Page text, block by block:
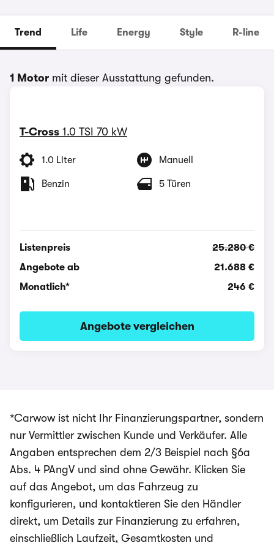
Trend Life Energy Style R-line
1 Motor mit dieser Ausstattung gefunden.
T-Cross 1.0 TSI 70 kW
1.0 Liter Manuell
Benzin 5 Türen
Listenpreis
25.280 €
Angebote ab
21.688 €
Monatlich*
246 €
Angebote vergleichen
*Carwow ist nicht Ihr Finanzierungspartner, sondern
nur Vermittler zwischen Kunde und Verkäufer. Alle
Angaben entsprechen dem 2/3 Beispiel nach §6a
Abs. 4 PAngV und sind ohne Gewähr. Klicken Sie
auf das Angebot, um das Fahrzeug zu
konfigurieren, und kontaktieren Sie den Händler
direkt, um Details zur Finanzierung zu erfahren,
einschließlich Laufzeit, Gesamtkosten und